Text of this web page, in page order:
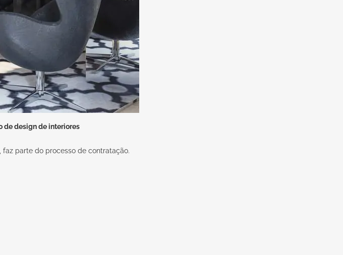
de design de interiores
parte do processo de contratação.